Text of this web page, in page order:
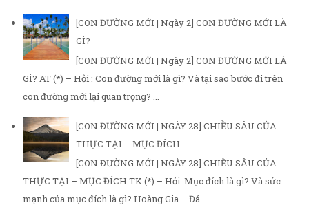
[CON ĐƯỜNG MỚI | Ngày 2] CON ĐƯỜNG MỚI LÀ
GÌ?
[CON ĐƯỜNG MỚI | Ngày 2] CON ĐƯỜNG MỚI LÀ
GÌ? AT (*) – Hỏi : Con đường mới là gì? Và tại sao bước đi trên
con đường mới lại quan trọng? ...
[CON ĐƯỜNG MỚI | NGÀY 28] CHIỀU SÂU CỦA
THỰC TẠI – MỤC ĐÍCH
[CON ĐƯỜNG MỚI | NGÀY 28] CHIỀU SÂU CỦA
THỰC TẠI – MỤC ĐÍCH TK (*) – Hỏi: Mục đích là gì? Và sức
mạnh của mục đích là gì? Hoàng Gia – Đá...